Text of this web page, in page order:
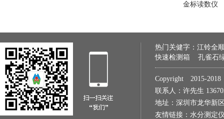
金标读数仪
热门关健字： 江铃全
快速检测箱
孔雀石
Copyright 2015-
联系人：许先生
地址：深圳市龙华新
友情链接： 水分测定